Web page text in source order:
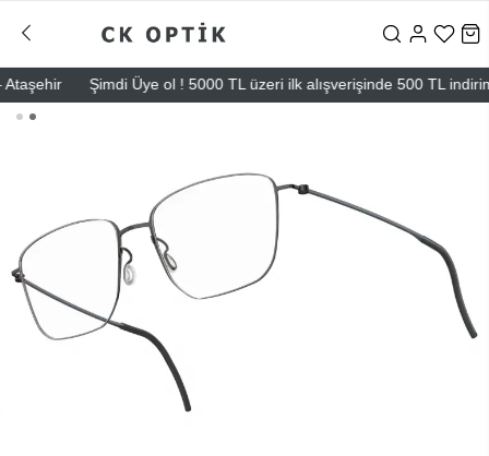
Şimdi Üye ol ! 5000 TL üzeri ilk alışverişinde 500 TL indirim